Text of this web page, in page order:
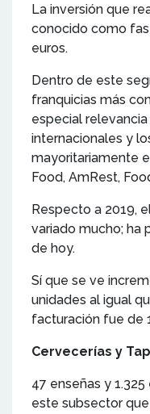
La inversión que
conocido como
euros.
Dentro de este
franquicias más
especial relevancia
internacionales y
mayoritariamente
Food, AmRest,
Respecto a 2019,
variado mucho; ha
de hoy.
Sí que se ve
unidades al igual
facturación fue de
Cervecerías y
47 enseñas y
este subsector